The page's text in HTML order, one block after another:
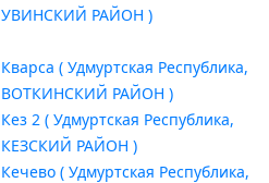
УВИНСКИЙ РАЙОН )
Кварса ( Удмуртская Республика,
ВОТКИНСКИЙ РАЙОН )
Кез 2 ( Удмуртская Республика,
КЕЗСКИЙ РАЙОН )
Кечево ( Удмуртская Республика,